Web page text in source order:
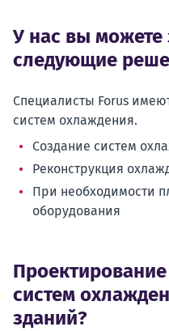
У нас вы можете
следующие
Специалисты Forus
систем охлаждения.
Создание систем
Реконструкция
При необходимости
оборудования
систем
зданий?